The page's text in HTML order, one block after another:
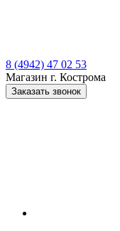
8 (4942) 47 02 53
Магазин г. Кострома
Заказать звонок